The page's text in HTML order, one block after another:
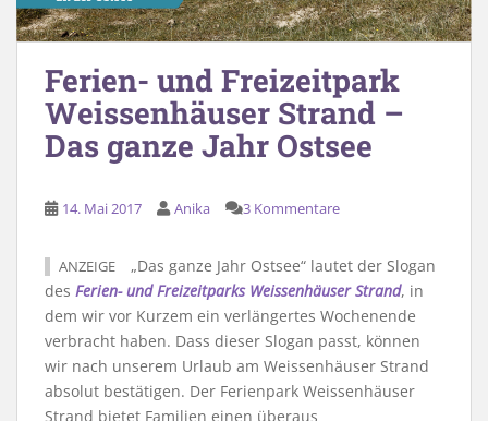
Ferien- und Freizeitpark
Weissenhäuser Strand –
Das ganze Jahr Ostsee
14. Mai 2017 Anika 3 Kommentare
ANZEIGE
„Das ganze Jahr Ostsee“ lautet der Slogan
des Ferien- und Freizeitparks Weissenhäuser Strand, in
dem wir vor Kurzem ein verlängertes Wochenende
verbracht haben. Dass dieser Slogan passt, können
wir nach unserem Urlaub am Weissenhäuser Strand
absolut bestätigen. Der Ferienpark Weissenhäuser
Strand bietet Familien einen überaus